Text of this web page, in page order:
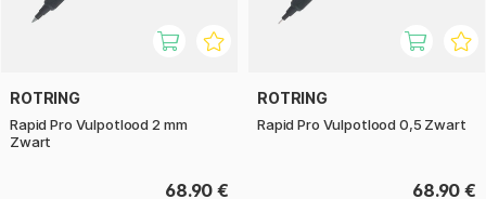
ROTRING
Rapid Pro Vulpotlood 2 mm
Zwart
68.90 €
ROTRING
Rapid Pro Vulpotlood 0,5 Zwart
68.90 €